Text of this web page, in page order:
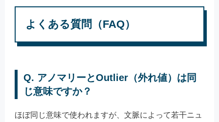
よくある質問（FAQ）
Q. アノマリーとOutlier（外れ値）は同
じ意味ですか？
ほぼ同じ意味で使われますが、文脈によって若干ニュ